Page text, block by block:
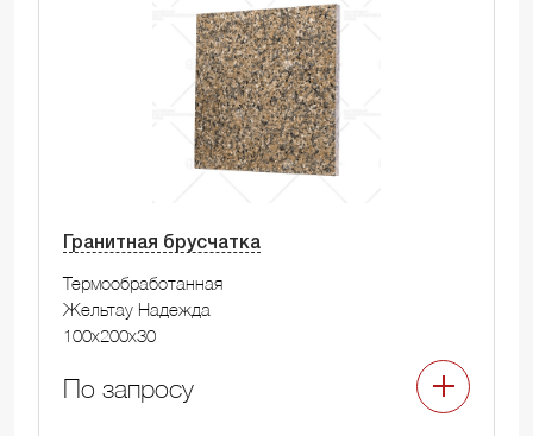
Гранитная брусчатка
Термообработанная
Жельтау Надежда
100x200x30
По запросу